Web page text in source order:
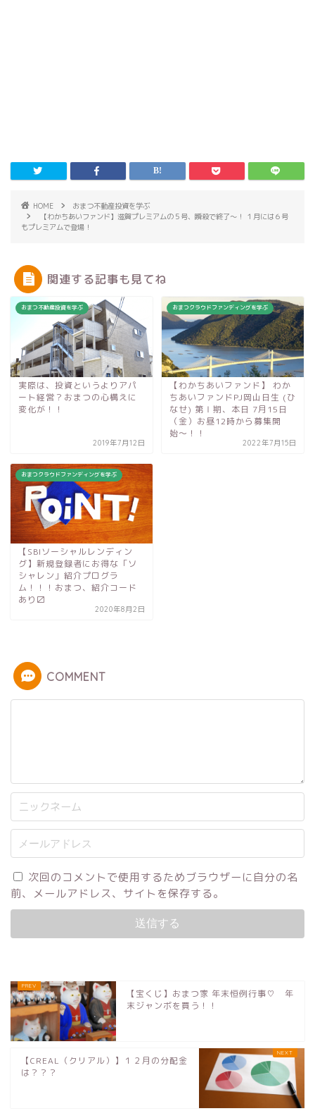
HOME
おまつ不動産投資を学ぶ
【わかちあいファンド】滋賀プレミアムの５号、瞬殺で終了〜！ １月には６号
もプレミアムで登場！
関連する記事も見てね
おまつ不動産投資を学ぶ
実際は、投資というよりアパ
ート経営？おまつの心構えに
変化が！！
2019年7月12日
おまつクラウドファンディングを学ぶ
【わかちあいファンド】 わか
ちあいファンドPJ岡山日生 (ひ
なせ) 第Ⅰ期、本日 7月15日
（金）お昼12時から募集開
始〜！！
2022年7月15日
おまつクラウドファンディングを学ぶ
【SBIソーシャルレンディン
グ】新規登録者にお得な「ソ
シャレン」紹介プログラ
ム！！！おまつ、紹介コード
あり〼
2020年8月2日
COMMENT
次回のコメントで使用するためブラウザーに自分の名
前、メールアドレス、サイトを保存する。
【宝くじ】おまつ家 年末恒例行事♡ 年
末ジャンボを買う！！
【CREAL（クリアル）】１２月の分配金
は？？？